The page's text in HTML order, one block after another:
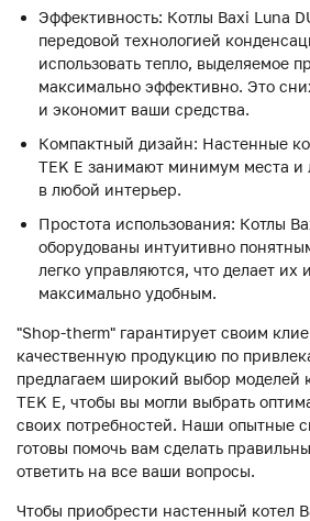
Эффективность: Котлы Baxi Luna
передовой технологией
использовать тепло, выделяемое
максимально эффективно. Это
и экономит ваши средства.
Компактный дизайн: Настенные
TEK E занимают минимум места и
в любой интерьер.
Простота использования: Котлы
оборудованы интуитивно
легко управляются, что делает их
максимально удобным.
"Shop-therm" гарантирует своим
качественную продукцию по
предлагаем широкий выбор моделей
TEK E, чтобы вы могли выбрать
своих потребностей. Наши опытные
готовы помочь вам сделать
ответить на все ваши вопросы.
Чтобы приобрести настенный котел